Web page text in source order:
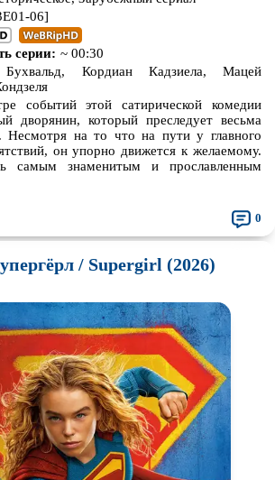
06]
серии: ~ 00:30
Кордиан Кадзиела, Мацей
событий этой сатирической комедии
дворянин, который преследует весьма
Несмотря на то что на пути у главного
он упорно движется к желаемому.
самым знаменитым и прославленным
0
/ Supergirl (2026)